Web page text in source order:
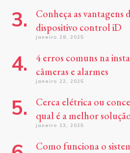
Conheça as vantagens
dispositivo control iD
janeiro 28, 2025
4 erros comuns na
câmeras e alarmes
janeiro 22, 2025
Cerca elétrica ou
qual é a melhor
janeiro 13, 2025
Como funciona o